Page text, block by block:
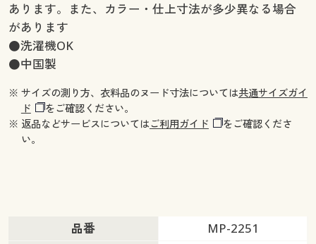
あります。また、カラー・仕上寸法が多少異なる場合
があります
●洗濯機OK
●中国製
※ サイズの測り方、衣料品のヌード寸法については共通サイズガイ
ド
をご確認ください。
※ 返品などサービスについてはご利用ガイド
をご確認くださ
い。
品番
MP-2251